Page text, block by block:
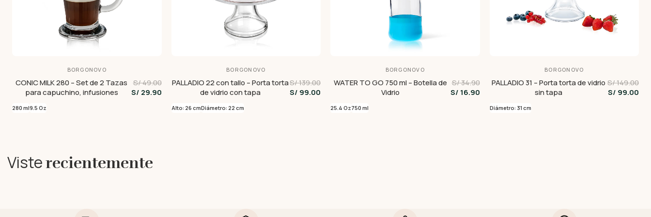
BORGONOVO
CONIC MILK 280 – Set de 2 Tazas
para capuchino, infusiones
S/ 49.00
S/ 29.90
280 ml9.5 Oz
BORGONOVO
PALLADIO 22 con tallo – Porta torta
de vidrio con tapa
S/ 139.00
S/ 99.00
Alto: 26 cmDiámetro: 22 cm
BORGONOVO
WATER TO GO 750 ml – Botella de
Vidrio
S/ 34.90
S/ 16.90
25.4 Oz750 ml
BORGONOVO
PALLADIO 31 – Porta torta de vidrio
sin tapa
S/ 149.00
S/ 99.00
Diámetro: 31 cm
Visterecientemente